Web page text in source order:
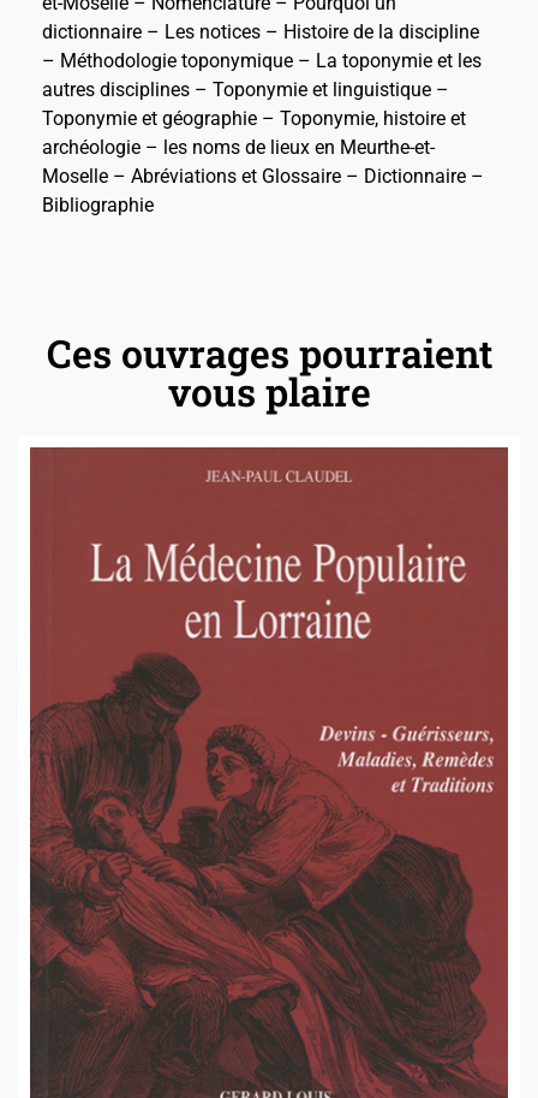
dictionnaire – Les notices – Histoire de la discipline
– Méthodologie toponymique – La toponymie et les
autres disciplines – Toponymie et linguistique –
Toponymie et géographie – Toponymie, histoire et
archéologie – les noms de lieux en Meurthe-et-
Moselle – Abréviations et Glossaire – Dictionnaire –
Bibliographie
Ces ouvrages pourraient
vous plaire